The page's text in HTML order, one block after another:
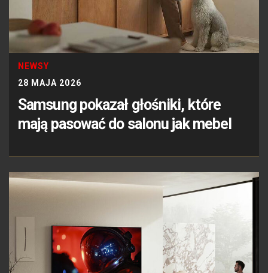
NEWSY
28 MAJA 2026
Samsung pokazał głośniki, które
mają pasować do salonu jak mebel